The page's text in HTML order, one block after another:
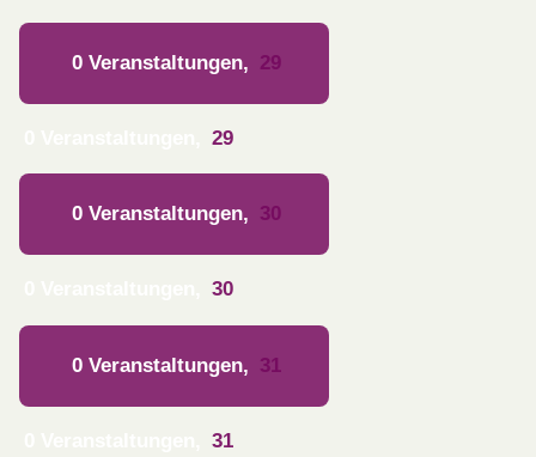
0 Veranstaltungen, 29
29
0 Veranstaltungen, 30
30
0 Veranstaltungen, 31
31